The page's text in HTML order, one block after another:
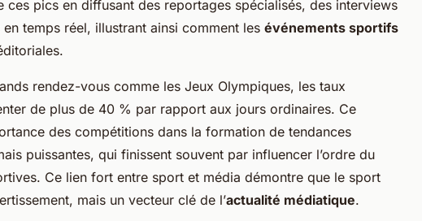
ces pics en diffusant des reportages spécialisés, des interviews
temps réel, illustrant ainsi comment les événements sportifs
rendez-vous comme les Jeux Olympiques, les taux
de plus de 40 % par rapport aux jours ordinaires. Ce
des compétitions dans la formation de tendances
puissantes, qui finissent souvent par influencer l’ordre du
Ce lien fort entre sport et média démontre que le sport
mais un vecteur clé de l’actualité médiatique.